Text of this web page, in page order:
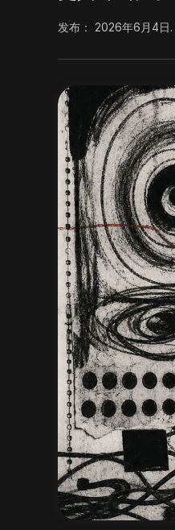
发布： 2026年6月4日.